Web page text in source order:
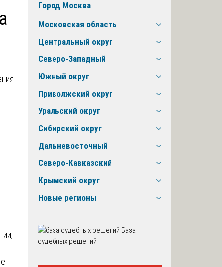
Город Москва
Московская область
Центральный округ
Северо-Западный
Южный округ
Приволжский округ
Уральский округ
Сибирский округ
Дальневосточный
Северо-Кавказский
Крымский округ
Новые регионы
База
судебных решений